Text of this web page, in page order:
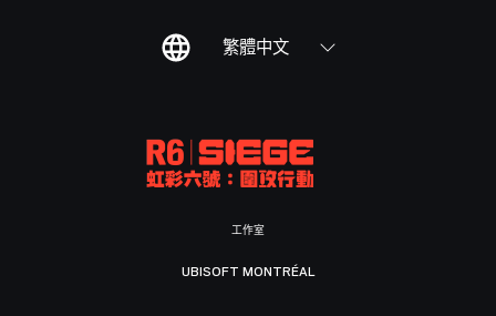
繁體中文
工作室
UBISOFT MONTRÉAL